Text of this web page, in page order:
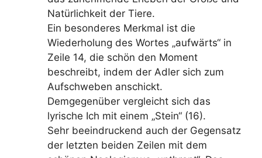
Natürlichkeit der Tiere.
Ein besonderes Merkmal ist die
Wiederholung des Wortes „aufwärts“ in
Zeile 14, die schön den Moment
beschreibt, indem der Adler sich zum
Aufschweben anschickt.
Demgegenüber vergleicht sich das
lyrische Ich mit einem „Stein“ (16).
Sehr beeindruckend auch der Gegensatz
der letzten beiden Zeilen mit dem